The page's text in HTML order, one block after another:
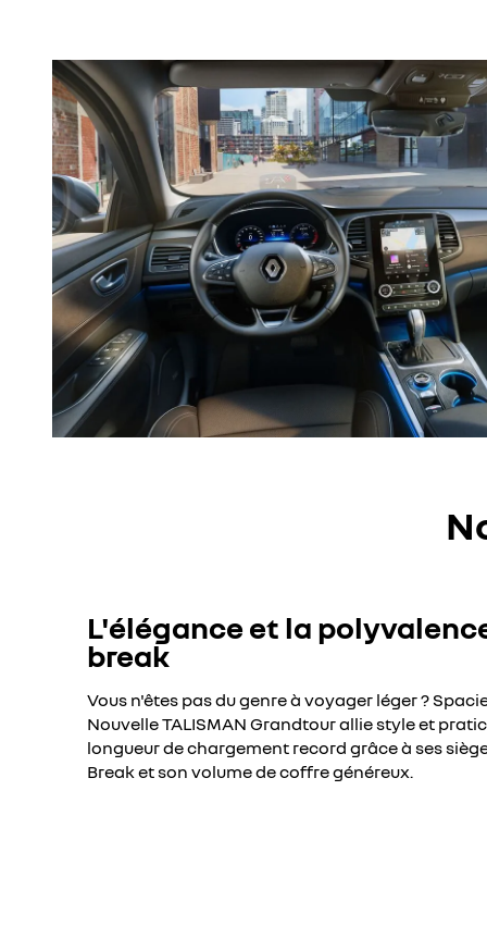
L'élégance et la
break
Vous n'êtes pas du genre à voyager léger ?
Nouvelle TALISMAN Grandtour allie style et
longueur de chargement record grâce à ses
Break et son volume de coffre généreux.